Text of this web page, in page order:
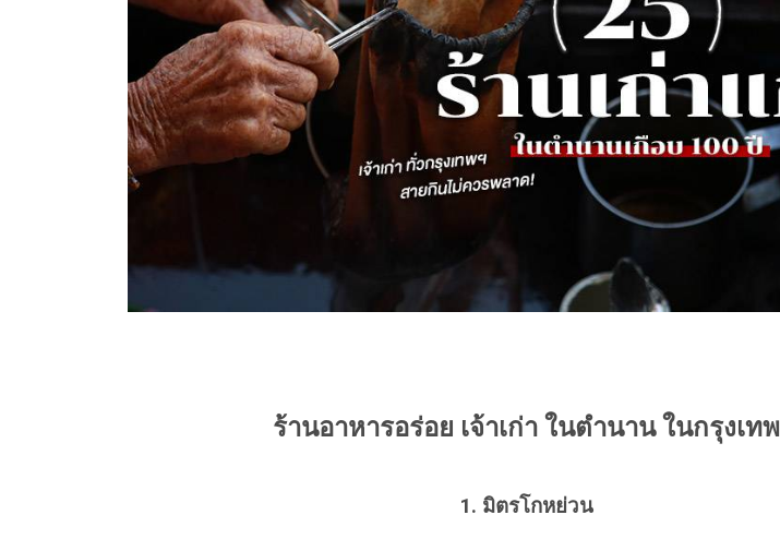
ร้านอาหารอร่อย เจ้าเก่า ในตำนาน ในกรุงเทพ
1. มิตรโกหย่วน